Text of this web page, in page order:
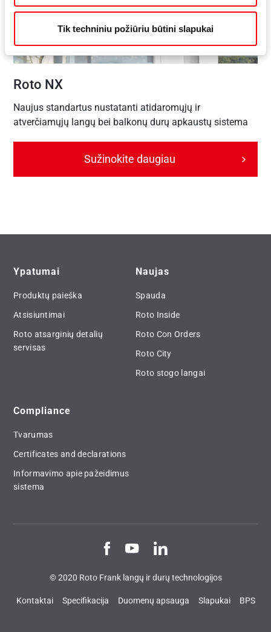
Tik techniniu požiūriu būtini slapukai
Roto NX
Naujus standartus nustatanti atidaromųjų ir
atverčiamųjų langų bei balkonų durų apkaustų sistema
Sužinokite daugiau
Ypatumai
Produktų paieška
Atsisiuntimai
Roto atsarginių detalių
servisas
Naujas
Spauda
Roto Inside
Roto Con Orders
Roto City
Roto stogo langai
Compliance
Tvarumas
Certificates and declarations
Informavimo apie pažeidimus
sistema
© 2020 Roto Frank langų ir durų technologijos
Kontaktai Specifikacija Duomenų apsauga Slapukai BPS